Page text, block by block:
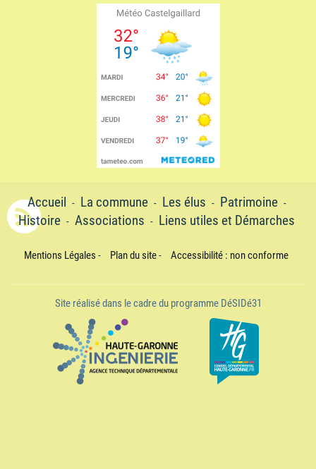
Accueil - La commune - Les élus - Patrimoine -
Histoire - Associations - Liens utiles et Démarches
Mentions Légales - Plan du site- Accessibilité : non conforme
Site réalisé dans le cadre du programme DéSIDé31